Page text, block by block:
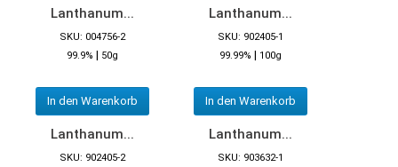
Lanthanum...
SKU: 004756-2
99.9% | 50g
In den Warenkorb
Lanthanum...
SKU: 902405-1
99.99% | 100g
In den Warenkorb
Lanthanum...
SKU: 902405-2
Lanthanum...
SKU: 903632-1